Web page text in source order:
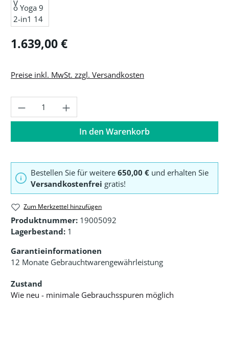
Regulärer Preis:
1.639,00 €
Preise inkl. MwSt. zzgl. Versandkosten
Produkt Anzahl: Gib den gewünschten
In den Warenkorb
Bestellen Sie für weitere 650,00 € und erhalten Sie
Versandkostenfrei gratis!
Zum Merkzettel hinzufügen
Produktnummer: 19005092
Lagerbestand: 1
Garantieinformationen
12 Monate Gebrauchtwarengewährleistung
Zustand
Wie neu - minimale Gebrauchsspuren möglich